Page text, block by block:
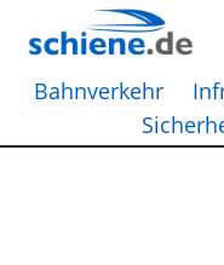
Bahnverkehr